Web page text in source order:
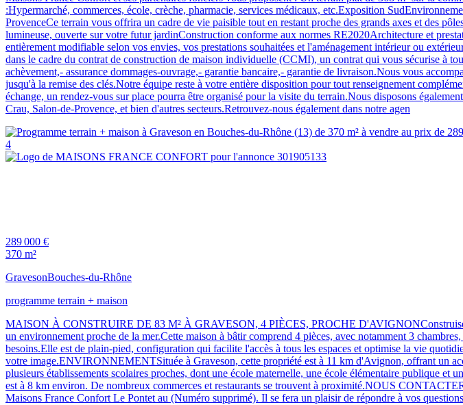
:Hypermarché, commerces, école, crèche, pharmacie, services médicaux, etc.Exposition
ProvenceCe terrain vous offrira un cadre de vie paisible tout en restant proche des grands axes et des
lumineuse, ouverte sur votre futur jardinConstruction conforme aux normes RE2020Architecture et
entièrement modifiable selon vos envies, vos prestations souhaitées et l'aménagement intérieur ou
dans le cadre du contrat de construction de maison individuelle (CCMI), un contrat qui vous sécurise à
achèvement,- assurance dommages-ouvrage,- garantie bancaire,- garantie de livraison.Nous vous
jusqu'à la remise des clés.Notre équipe reste à votre entière disposition pour tout renseignement
échange, un rendez-vous sur place pourra être organisé pour la visite du terrain.Nous disposons
Crau, Salon-de-Provence, et bien d'autres secteurs.Retrouvez-nous également dans notre agen
4
289 000 €
370 m²
GravesonBouches-du-Rhône
programme terrain + maison
MAISON À CONSTRUIRE DE 83 M² À GRAVESON, 4 PIÈCES, PROCHE
un environnement proche de la mer.Cette maison à bâtir comprend 4 pièces, avec notamment 3
besoins.Elle est de plain-pied, configuration qui facilite l'accès à tous les espaces et optimise la vie
votre image.ENVIRONNEMENTSituée à Graveson, cette propriété est à 11 km d'Avignon, offrant un
plusieurs établissements scolaires proches, dont une école maternelle, une école élémentaire publique
est à 8 km environ. De nombreux commerces et restaurants se trouvent à proximité.NOUS
Maisons France Confort Le Pontet au (Numéro supprimé). Il se fera un plaisir de répondre à vos